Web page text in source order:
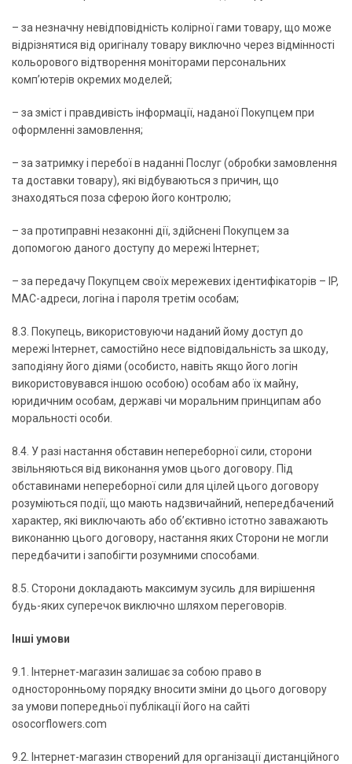
– за незначну невідповідність колірної гами товару, що може
відрізнятися від оригіналу товару виключно через відмінності
кольорового відтворення моніторами персональних
комп’ютерів окремих моделей;
– за зміст і правдивість інформації, наданої Покупцем при
оформленні замовлення;
– за затримку і перебої в наданні Послуг (обробки замовлення
та доставки товару), які відбуваються з причин, що
знаходяться поза сферою його контролю;
– за протиправні незаконні дії, здійснені Покупцем за
допомогою даного доступу до мережі Інтернет;
– за передачу Покупцем своїх мережевих ідентифікаторів – IP,
MAC-адреси, логіна і пароля третім особам;
8.3. Покупець, використовуючи наданий йому доступ до
мережі Інтернет, самостійно несе відповідальність за шкоду,
заподіяну його діями (особисто, навіть якщо його логін
використовувався іншою особою) особам або їх майну,
юридичним особам, державі чи моральним принципам або
моральності особи.
8.4. У разі настання обставин непереборної сили, сторони
звільняються від виконання умов цього договору. Під
обставинами непереборної сили для цілей цього договору
розуміються події, що мають надзвичайний, непередбачений
характер, які виключають або об’єктивно істотно заважають
виконанню цього договору, настання яких Сторони не могли
передбачити і запобігти розумними способами.
8.5. Сторони докладають максимум зусиль для вирішення
будь-яких суперечок виключно шляхом переговорів.
Інші умови
9.1. Інтернет-магазин залишає за собою право в
односторонньому порядку вносити зміни до цього договору
за умови попередньої публікації його на сайті
osocorflowers.com
9.2. Інтернет-магазин створений для організації дистанційного